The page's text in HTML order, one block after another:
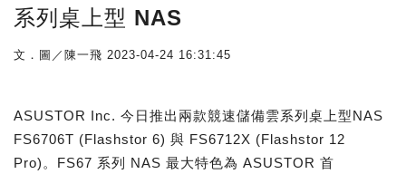
系列桌上型 NAS
文．圖／陳一飛 2023-04-24 16:31:45
ASUSTOR Inc. 今日推出兩款競速儲備雲系列桌上型NAS
FS6706T (Flashstor 6) 與 FS6712X (Flashstor 12
Pro)。FS67 系列 NAS 最大特色為 ASUSTOR 首